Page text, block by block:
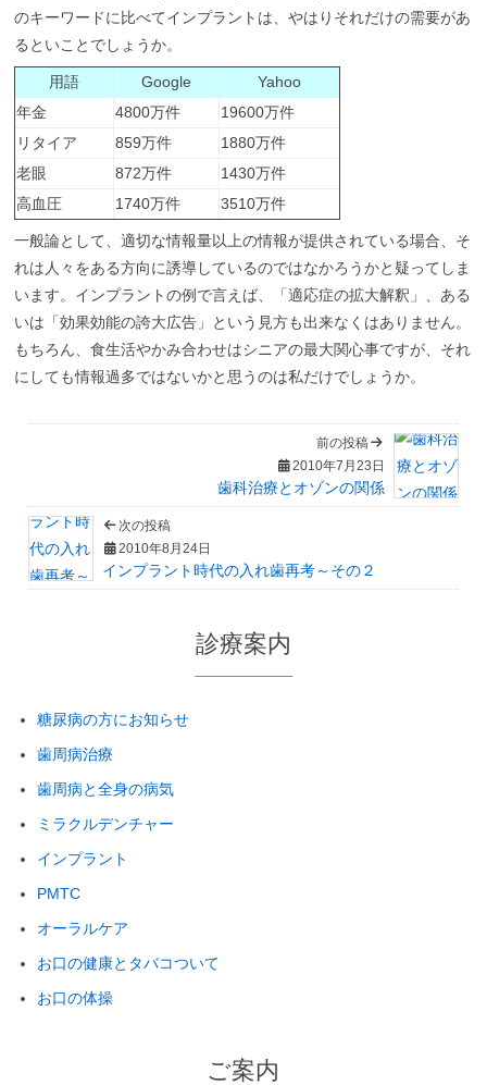
のキーワードに比べてインプラントは、やはりそれだけの需要があ
るといことでしょうか。
用語 Google
Yahoo
年金
4800万件
19600万件
リタイア
859万件
1880万件
老眼
872万件
1430万件
高血圧
1740万件 3510万件
一般論として、適切な情報量以上の情報が提供されている場合、そ
れは人々をある方向に誘導しているのではなかろうかと疑ってしま
います。インプラントの例で言えば、「適応症の拡大解釈」、ある
いは「効果効能の誇大広告」という見方も出来なくはありません。
もちろん、食生活やかみ合わせはシニアの最大関心事ですが、それ
にしても情報過多ではないかと思うのは私だけでしょうか。
前の投稿
2010年7月23日
歯科治療とオゾンの関係
次の投稿
2010年8月24日
インプラント時代の入れ歯再考～その２
診療案内
糖尿病の方にお知らせ
歯周病治療
歯周病と全身の病気
ミラクルデンチャー
インプラント
PMTC
オーラルケア
お口の健康とタバコついて
お口の体操
ご案内